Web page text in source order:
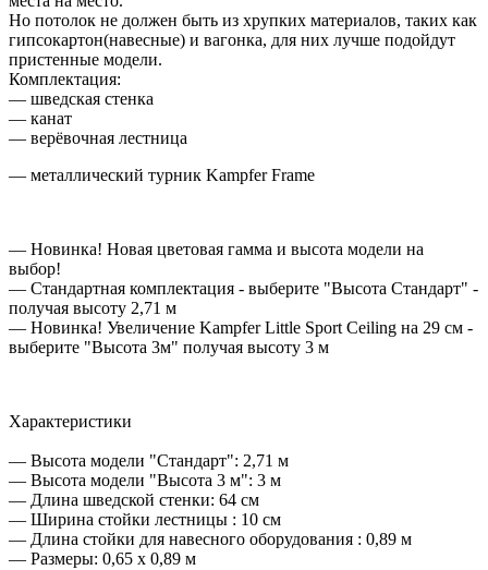
Но потолок не должен быть из хрупких материалов, таких как
гипсокартон(навесные) и вагонка, для них лучше подойдут
пристенные модели.
Комплектация:
— шведская стенка
— канат
— верёвочная лестница
— металлический турник Kampfer Frame
— Новинка! Новая цветовая гамма и высота модели на
выбор!
— Стандартная комплектация - выберите "Высота Стандарт" -
получая высоту 2,71 м
— Новинка! Увеличение Kampfer Little Sport Ceiling на 29 cм -
выберите "Высота 3м" получая высоту 3 м
Характеристики
— Высота модели "Стандарт": 2,71 м
— Высота модели "Высота 3 м": 3 м
— Длина шведской стенки: 64 см
— Ширина стойки лестницы : 10 см
— Длина стойки для навесного оборудования : 0,89 м
— Размеры: 0,65 х 0,89 м